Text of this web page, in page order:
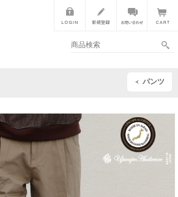
パンツ